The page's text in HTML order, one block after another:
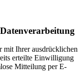
mit Ihrer ausdrücklichen
erteilte Einwilligung
Mitteilung per E-